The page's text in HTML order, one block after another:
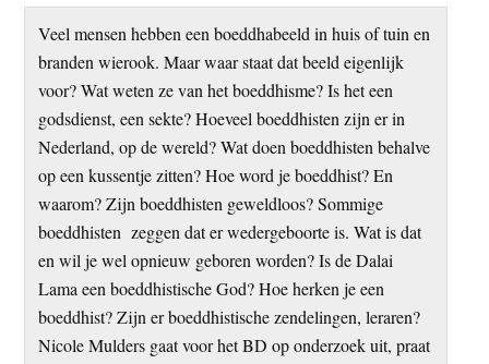
s
Veel mensen hebben een boeddhabeeld in huis of tuin en
branden wierook. Maar waar staat dat beeld eigenlijk
voor? Wat weten ze van het boeddhisme? Is het een
godsdienst, een sekte? Hoeveel boeddhisten zijn er in
Nederland, op de wereld? Wat doen boeddhisten behalve
op een kussentje zitten? Hoe word je boeddhist? En
waarom? Zijn boeddhisten geweldloos? Sommige
boeddhisten zeggen dat er wedergeboorte is. Wat is dat
en wil je wel opnieuw geboren worden? Is de Dalai
Lama een boeddhistische God? Hoe herken je een
boeddhist? Zijn er boeddhistische zendelingen, leraren?
Nicole Mulders gaat voor het BD op onderzoek uit, praat